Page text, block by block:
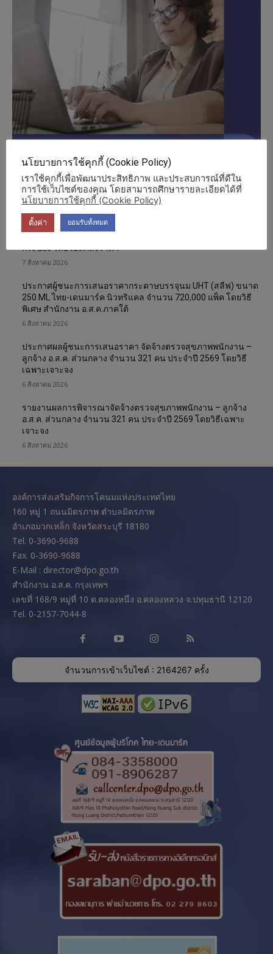
ประกาศที่ดูบ่อย
กระป๋อง โดยวิธีตกลงราคา
7 สิงหาคม 2026
ประกาศผู้ชนะการเสนอราคากระดาษบรรจุนม UHT (สลีฟ) ขนาด
250 ML ไทย-เดนมาร์ค นิวทริแคล จำนวน 720,000 แพ็ค โดยวิธี
พิเศษ สำนักงาน อ.ส.ค.ภาคใต้
6 สิงหาคม 2026
ประกาศผลผู้ชนะการเสนอราคา จัดจ้างตรวจสุขภาพพนักงาน –
ลูกจ้าง อ.ส.ค. ส่วนกลาง จำนวน 321 คน ประจำปี 2569 โดยวิธี
เฉพาะเจาะจง
6 สิงหาคม 2026
รายงานผลการพิจารณาจัดจ้างตรวจสุขภาพพนักงาน – ลูกจ้าง
อ.ส.ค. ส่วนกลาง จำนวน 321 คน ประจำปี 2569 โดยวิธีเฉพาะ
เจาะจง
6 สิงหาคม 2026
องค์การส่งเสริมกิจการโคนมแห่งประเทศไทย
160 หมู่ 1 ถนนมิตรภาพ ตำบลมิตรภาพ
อำเภอมวกเหล็ก จังหวัดสระบุรี 18180
Tel. 0-3690-9688
Fax. 0-3690-9688
E-Mail : director@dpo.go.th
สํานักงาน อ.ส.ค. กรุงเทพฯ
เลขที่ 168/9 หมู่ที่ 10 ต.คลองหนึ่ง อ.คลองหลวง จ.ปทุมธานี 12120
Tel. 0-2157-7044-8
จำนวนการเข้าเว็บไซต์ : 2164267 ครั้ง
นโยบายการใช้คุกกี้ (Cookie Policy)
เราใช้คุกกี้เพื่อพัฒนาประสิทธิภาพ และประสบการณ์ที่ดีใน
การใช้เว็บไซต์ของคุณ โดยสามารถศึกษารายละเอียดได้ที่
นโยบายการใช้คุกกี้ (Cookie Policy)
ตั้งค่า ยอมรับทั้งหมด